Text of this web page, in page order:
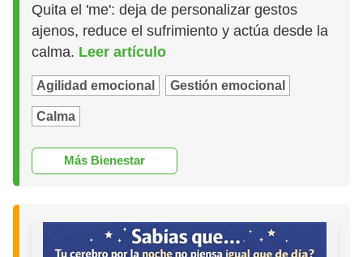
Quita el 'me': deja de personalizar gestos
ajenos, reduce el sufrimiento y actúa desde la
calma. Leer artículo
Agilidad emocional Gestión emocional
Calma
Más Bienestar